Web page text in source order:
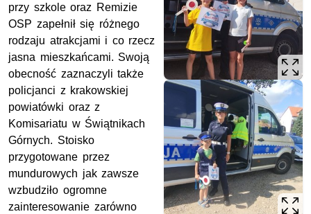
przy szkole oraz Remizie
OSP zapełnił się różnego
rodzaju atrakcjami i co rzecz
jasna mieszkańcami. Swoją
obecność zaznaczyli także
policjanci z krakowskiej
powiatówki oraz z
Komisariatu w Świątnikach
Górnych. Stoisko
przygotowane przez
mundurowych jak zawsze
wzbudziło ogromne
zainteresowanie zarówno